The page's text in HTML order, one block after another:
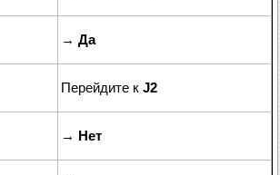
→ Да
Перейдите к J2
→ Нет